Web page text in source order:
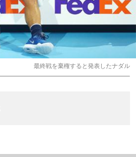
最終戦を棄権すると発表したナダル